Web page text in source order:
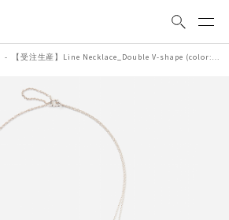
【受注生産】Line Necklace_Double V-shape (color:Silver) | シルバーネックレス